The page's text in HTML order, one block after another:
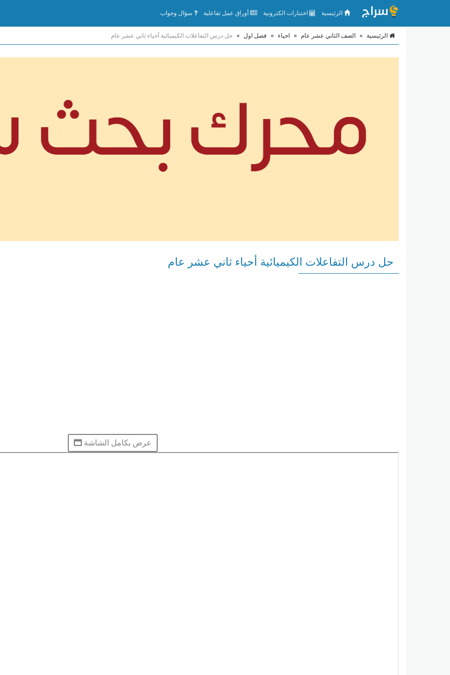
الرئيسية اختبارات الكترونية أوراق عمل تفاعلية سؤال وجواب
الرئيسية » الصف الثاني عشر عام » احياء » فصل اول » حل درس التفاعلات الكيميائية أحياء ثاني عشر عام
حل درس التفاعلات الكيميائية أحياء ثاني عشر عام
عرض بكامل الشاشة